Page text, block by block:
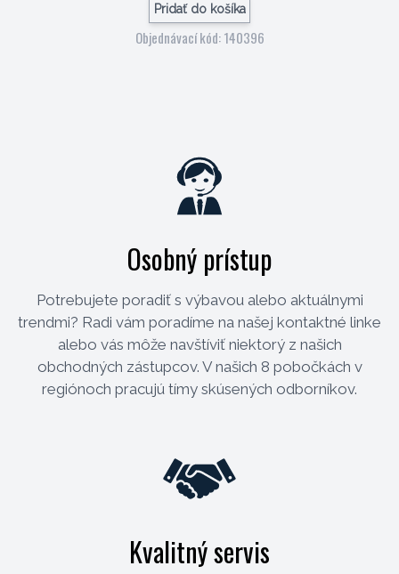
Pridať do košíka
Objednávací kód: 140396
Osobný prístup
Potrebujete poradiť s výbavou alebo aktuálnymi
trendmi? Radi vám poradíme na našej kontaktné linke
alebo vás môže navštíviť niektorý z našich
obchodných zástupcov. V našich 8 pobočkách v
regiónoch pracujú tímy skúsených odborníkov.
Kvalitný servis